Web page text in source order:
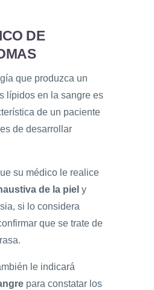
DE
que produzca un
lípidos en la sangre es
de un paciente
de desarrollar
su médico le realice
de la piel y
si lo considera
que se trate de
le indicará
para constatar los